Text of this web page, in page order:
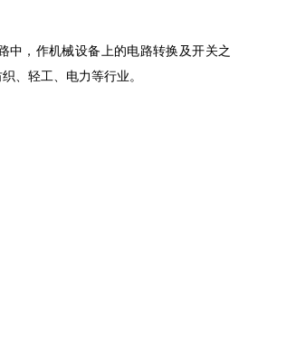
中，作机械设备上的电路转换及开关之
、轻工、电力等行业。